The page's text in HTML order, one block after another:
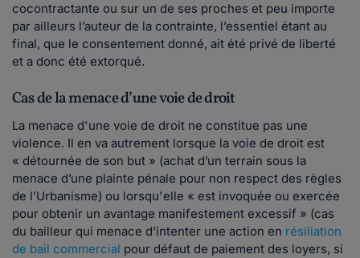
cocontractante ou sur un de ses proches et peu importe
par ailleurs l’auteur de la contrainte, l’essentiel étant au
final, que le consentement donné, ait été privé de liberté
et a donc été extorqué.
Cas de la menace d’une voie de droit
La menace d'une voie de droit ne constitue pas une
violence. Il en va autrement lorsque la voie de droit est
« détournée de son but » (achat d’un terrain sous la
menace d’une plainte pénale pour non respect des règles
de l’Urbanisme) ou lorsqu'elle « est invoquée ou exercée
pour obtenir un avantage manifestement excessif » (cas
du bailleur qui menace d’intenter une action en résiliation
de bail commercial pour défaut de paiement des loyers, si